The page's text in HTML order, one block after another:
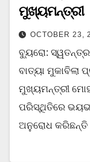
ମୁଖ୍ୟମନ୍ତ୍ରୀ
OCTOBER 23,
ବ୍ୟୁରୋ:
ବାତ୍ୟା ମୁକାବିଲା
ମୁଖ୍ୟମନ୍ତ୍ରୀ
ପରିସ୍ଥିତିରେ
ଅନୁରୋଧ